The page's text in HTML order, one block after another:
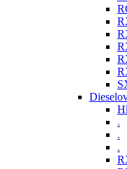
.
.
.